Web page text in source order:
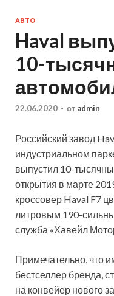
АВТО
Haval
10-
22.06.2020 - от admin
Российский завод
индустриальном
выпустил 10-
открытия в марте
кроссовер Haval F7
литровым 190-
служба «Хавейл
Примечательно, что
бестселлер бренда,
на конвейер нового